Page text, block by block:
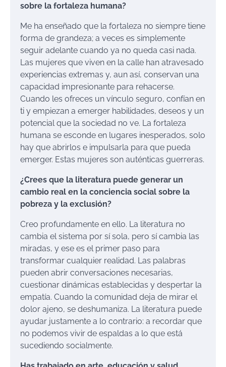
sobre la fortaleza humana?
Me ha enseñado que la fortaleza no siempre tiene
forma de grandeza; a veces es simplemente
seguir adelante cuando ya no queda casi nada.
Las mujeres que viven en la calle han atravesado
experiencias extremas y, aun así, conservan una
capacidad impresionante para rehacerse.
Cuando les ofreces un vínculo seguro, confían en
ti y empiezan a emerger habilidades, deseos y un
potencial que la sociedad no ve. La fortaleza
humana se esconde en lugares inesperados, solo
hay que abrirlos e impulsarla para que pueda
emerger. Estas mujeres son auténticas guerreras.
¿Crees que la literatura puede generar un
cambio real en la conciencia social sobre la
pobreza y la exclusión?
Creo profundamente en ello. La literatura no
cambia el sistema por sí sola, pero sí cambia las
miradas, y ese es el primer paso para
transformar cualquier realidad. Las palabras
pueden abrir conversaciones necesarias,
cuestionar dinámicas establecidas y despertar la
empatía. Cuando la comunidad deja de mirar el
dolor ajeno, se deshumaniza. La literatura puede
ayudar justamente a lo contrario: a recordar que
no podemos vivir de espaldas a lo que está
sucediendo socialmente.